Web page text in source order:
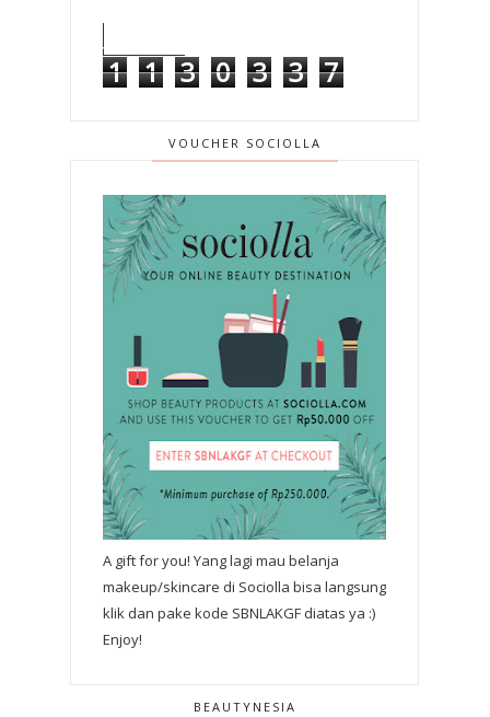
1 1 3 0 3 3 7
VOUCHER SOCIOLLA
A gift for you! Yang lagi mau belanja
makeup/skincare di Sociolla bisa langsung
klik dan pake kode SBNLAKGF diatas ya :)
Enjoy!
BEAUTYNESIA